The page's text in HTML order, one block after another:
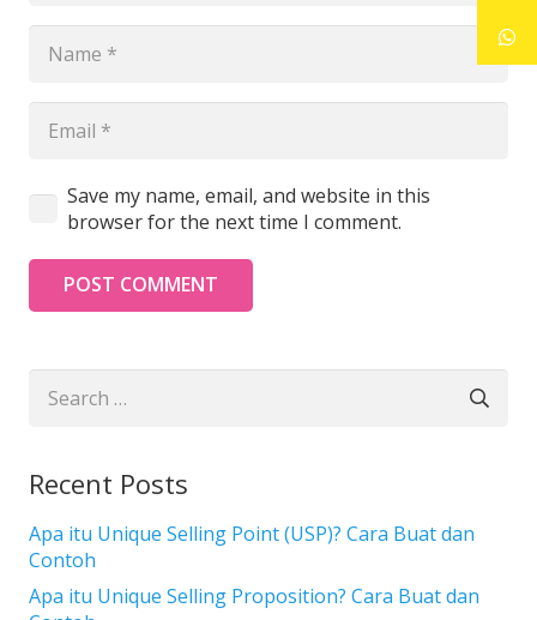
Save my name, email, and website in this
browser for the next time I comment.
POST COMMENT
Recent Posts
Apa itu Unique Selling Point (USP)? Cara Buat dan
Contoh
Apa itu Unique Selling Proposition? Cara Buat dan